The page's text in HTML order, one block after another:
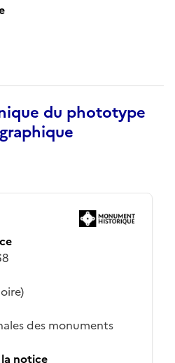
du phototype
des monuments
notice